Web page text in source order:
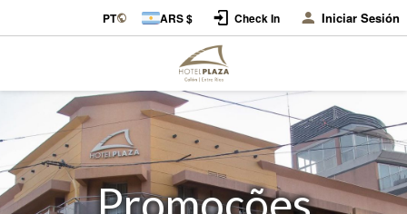
PT ARS $ Check In Iniciar Sesión
Promoções